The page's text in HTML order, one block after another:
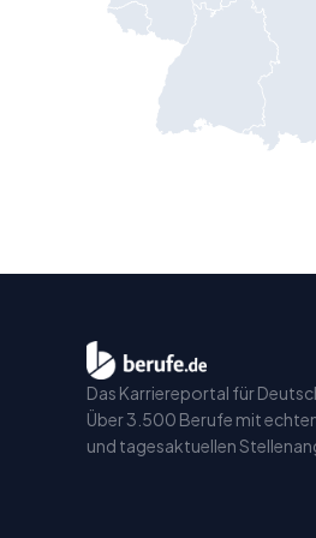
Das Karriereportal für
Über 3.500 Berufe mit
und tagesaktuellen